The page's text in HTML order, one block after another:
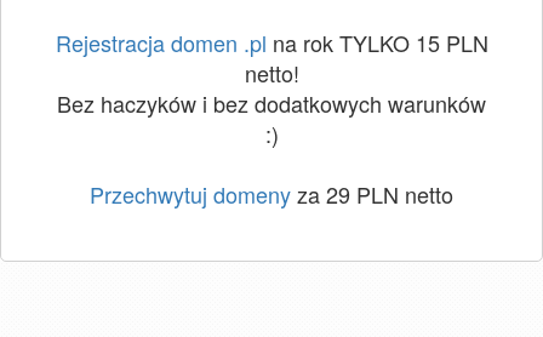
Rejestracja domen .pl na rok TYLKO 15 PLN
netto!
Bez haczyków i bez dodatkowych warunków
:)
Przechwytuj domenyza 29 PLN netto